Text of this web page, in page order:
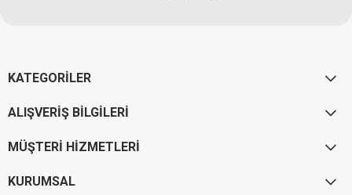
KATEGORİLER
ALIŞVERİŞ BİLGİLERİ
MÜŞTERİ HİZMETLERİ
KURUMSAL